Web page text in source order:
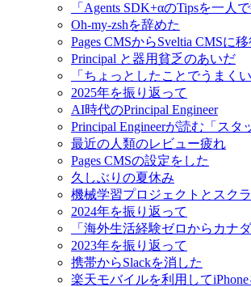
「Agents SDK+αのTipsを一人
Oh-my-zshを辞めた
Pages CMSからSveltia CMSに
Principal と器用貧乏のあいだ
「ちょっとしたことでうまく
2025年を振り返って
AI時代のPrincipal Engineer
Principal Engineerが読む「スタ
最近の人類のレビュー疲れ
Pages CMSの設定をした
久しぶりの夏休み
機械学習プロジェクトとスク
2024年を振り返って
「海外生活経験ゼロからカナ
2023年を振り返って
携帯からSlackを消した
楽天モバイルを利用して